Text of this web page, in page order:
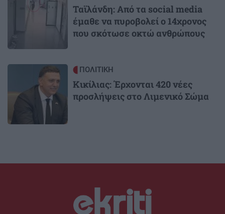
Ταϊλάνδη: Από τα social media
έμαθε να πυροβολεί ο 14χρονος
που σκότωσε οκτώ ανθρώπους
ΠΟΛΙΤΙΚΗ
Κικίλιας: Έρχονται 420 νέες
προσλήψεις στο Λιμενικό Σώμα